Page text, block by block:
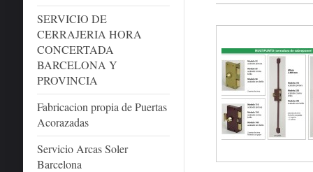
SERVICIO DE
CERRAJERIA HORA
CONCERTADA
BARCELONA Y
PROVINCIA
Fabricacion propia de Puertas
Acorazadas
Servicio Arcas Soler
Barcelona